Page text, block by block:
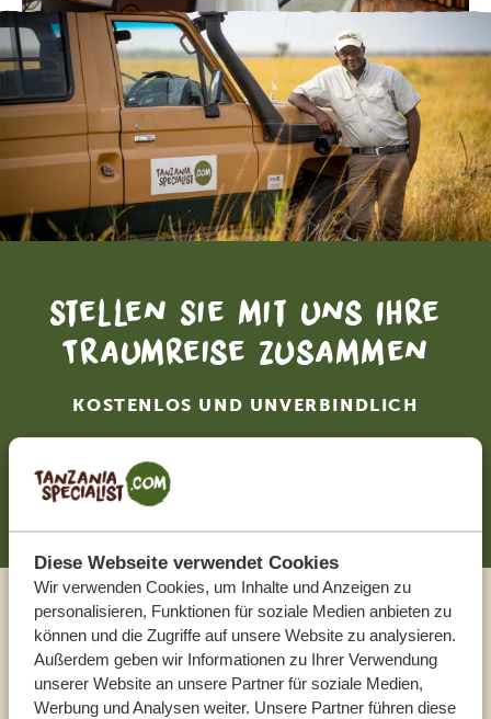
Diese Webseite verwendet Cookies
Wir verwenden Cookies, um Inhalte und Anzeigen zu
personalisieren, Funktionen für soziale Medien anbieten zu
können und die Zugriffe auf unsere Website zu analysieren.
Außerdem geben wir Informationen zu Ihrer Verwendung
unserer Website an unsere Partner für soziale Medien,
Werbung und Analysen weiter. Unsere Partner führen diese
Stellen Sie mit uns Ihre
Traumreise zusammen
KOSTENLOS UND UNVERBINDLICH
JETZT ZUSAMMENSTELLEN
Sprechen Sie mit einem
Reiseberater